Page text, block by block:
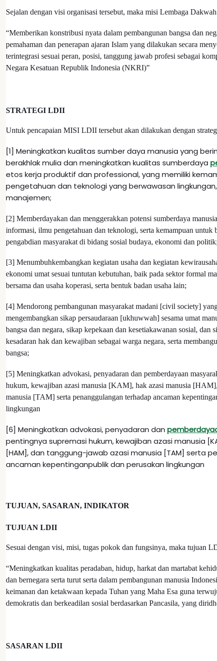
Sejalan dengan visi organisasi tersebut, maka misi Lembaga
“Memberikan konstribusi nyata dalam pembangunan bangsa dan
pemahaman dan penerapan ajaran Islam yang dilakukan secara
terintegrasi sesuai peran, posisi, tanggung jawab profesi sebagai
Negara Kesatuan Republik Indonesia (NKRI)”
STRATEGI LDII
Untuk pencapaian MISI LDII tersebut akan dilakukan dengan
[1] Meningkatkan kualitas sumber daya manusia yang
berakhlak mulia dan meningkatkan kualitas sumberdaya
etos kerja produktif dan professional, yang memiliki
pengetahuan dan teknologi yang berwawasan
manajemen;
[2] Memberdayakan dan menggerakkan potensi sumberdaya
informasi, ilmu pengetahuan dan teknologi, serta kemampuan untuk
pengabdian masyarakat di bidang sosial budaya, ekonomi dan
[3] Menumbuhkembangkan kegiatan usaha dan kegiatan
ekonomi umat sesuai tuntutan kebutuhan, baik pada sektor formal
bersama dan usaha koperasi, serta bentuk badan usaha lain;
[4] Mendorong pembangunan masyarakat madani [civil society]
mengembangkan sikap persaudaraan [ukhuwwah] sesama umat
bangsa dan negara, sikap kepekaan dan kesetiakawanan sosial, dan
kesadaran hak dan kewajiban sebagai warga negara, serta
bangsa;
[5] Meningkatkan advokasi, penyadaran dan pemberdayaan
hukum, kewajiban azasi manusia [KAM], hak azasi manusia
manusia [TAM] serta penanggulangan terhadap ancaman
lingkungan
[6] Meningkatkan advokasi, penyadaran dan
pentingnya supremasi hukum, kewajiban azasi manusia
[HAM], dan tanggung-jawab azasi manusia [TAM] serta
ancaman kepentinganpublik dan perusakan lingkungan
TUJUAN, SASARAN, INDIKATOR
TUJUAN LDII
Sesuai dengan visi, misi, tugas pokok dan fungsinya, maka tujuan
“Meningkatkan kualitas peradaban, hidup, harkat dan martabat
dan bernegara serta turut serta dalam pembangunan manusia
keimanan dan ketakwaan kepada Tuhan yang Maha Esa guna
demokratis dan berkeadilan sosial berdasarkan Pancasila, yang
SASARAN LDII